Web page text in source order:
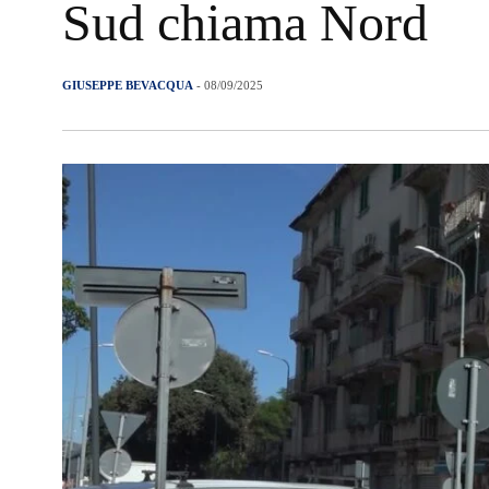
Sud chiama Nord
GIUSEPPE BEVACQUA - 08/09/2025